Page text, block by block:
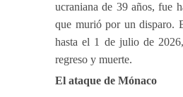
ucraniana de 39 años, fue
que murió por un disparo.
hasta el 1 de julio de
regreso y muerte.
El ataque de Mónaco